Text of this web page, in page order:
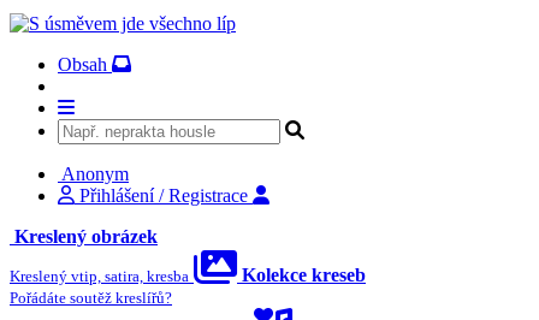
Obsah
Anonym
Přihlášení / Registrace
Kreslený obrázek
Kreslený vtip, satira, kresba Kolekce kreseb
Pořádáte soutěž kreslířů?